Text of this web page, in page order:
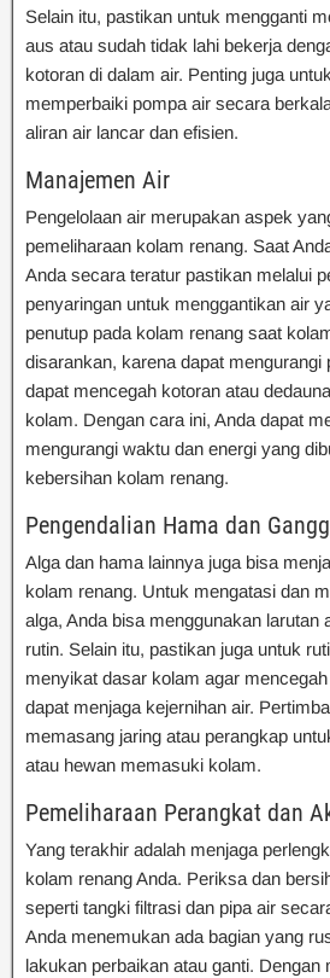
Selain itu, pastikan untuk mengganti
aus atau sudah tidak lahi bekerja
kotoran di dalam air. Penting juga
memperbaiki pompa air secara
aliran air lancar dan efisien.
Manajemen Air
Pengelolaan air merupakan aspek
pemeliharaan kolam renang. Saat
Anda secara teratur pastikan melalui
penyaringan untuk menggantikan air
penutup pada kolam renang saat
disarankan, karena dapat mengurangi
dapat mencegah kotoran atau
kolam. Dengan cara ini, Anda dapat
mengurangi waktu dan energi yang
kebersihan kolam renang.
Pengendalian Hama dan
Alga dan hama lainnya juga bisa
kolam renang. Untuk mengatasi dan
alga, Anda bisa menggunakan larutan
rutin. Selain itu, pastikan juga untuk
menyikat dasar kolam agar
dapat menjaga kejernihan air.
memasang jaring atau perangkap
atau hewan memasuki kolam.
Pemeliharaan Perangkat dan
Yang terakhir adalah menjaga
kolam renang Anda. Periksa dan
seperti tangki filtrasi dan pipa air
Anda menemukan ada bagian yang
lakukan perbaikan atau ganti. Dengan